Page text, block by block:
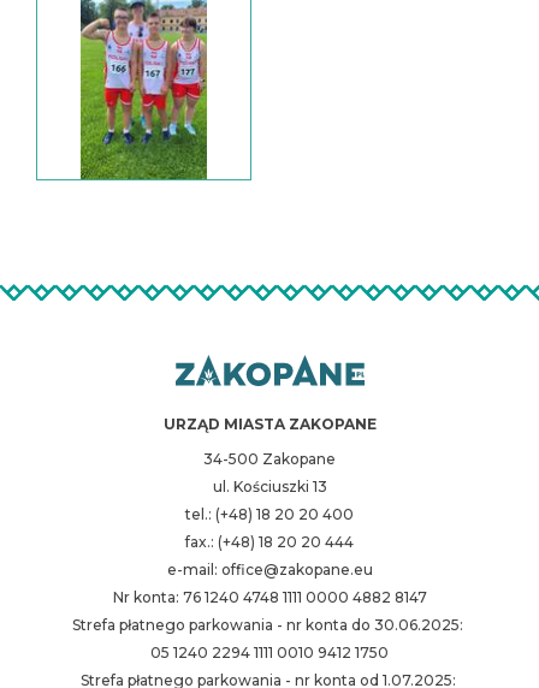
URZĄD MIASTA ZAKOPANE
34-500 Zakopane
ul. Kościuszki 13
tel.: (+48) 18 20 20 400
fax.: (+48) 18 20 20 444
e-mail: office@zakopane.eu
Nr konta: 76 1240 4748 1111 0000 4882 8147
Strefa płatnego parkowania - nr konta do 30.06.2025:
05 1240 2294 1111 0010 9412 1750
Strefa płatnego parkowania - nr konta od 1.07.2025: